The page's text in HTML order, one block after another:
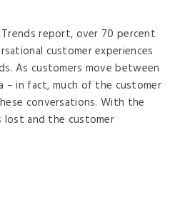
report, over 70 percent
customer experiences
As customers move between
– in fact, much of the customer
conversations. With the
and the customer